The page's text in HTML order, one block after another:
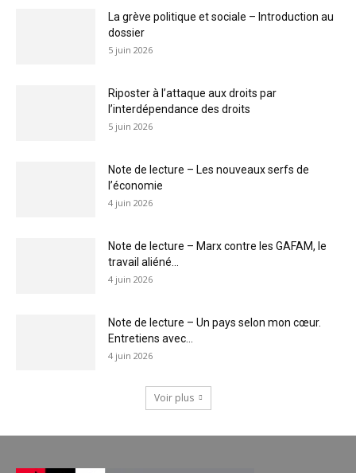
La grève politique et sociale – Introduction au
dossier
5 juin 2026
Riposter à l’attaque aux droits par
l’interdépendance des droits
5 juin 2026
Note de lecture – Les nouveaux serfs de
l’économie
4 juin 2026
Note de lecture – Marx contre les GAFAM, le
travail aliéné...
4 juin 2026
Note de lecture – Un pays selon mon cœur.
Entretiens avec...
4 juin 2026
Voir plus